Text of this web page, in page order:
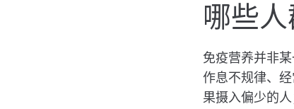
哪些
免疫营养并非
作息不规律、
果摄入偏少的